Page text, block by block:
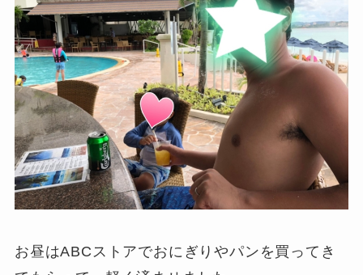
お昼はABCストアでおにぎりやパンを買ってき